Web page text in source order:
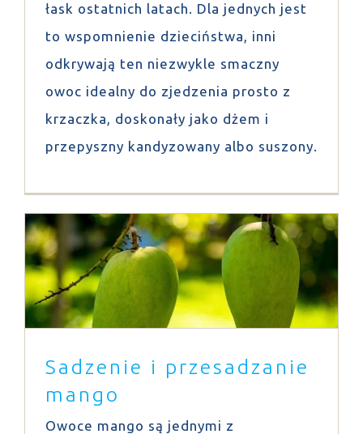
łask ostatnich latach. Dla jednych jest
to wspomnienie dzieciństwa, inni
odkrywają ten niezwykle smaczny
owoc idealny do zjedzenia prosto z
krzaczka, doskonały jako dżem i
przepyszny kandyzowany albo suszony.
Sadzenie i przesadzanie mango
Porady
Sadzenie i przesadzanie
mango
Owoce mango są jednymi z